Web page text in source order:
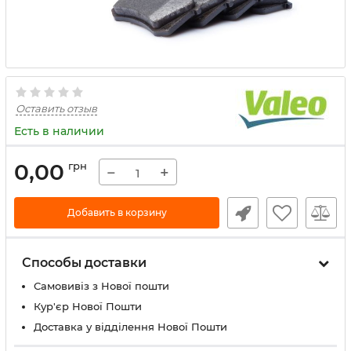
Оставить отзыв
Есть в наличии
0,00 грн − +
Добавить в корзину
Способы доставки
Самовивіз з Нової пошти
Кур'єр Нової Пошти
Доставка у відділення Нової Пошти